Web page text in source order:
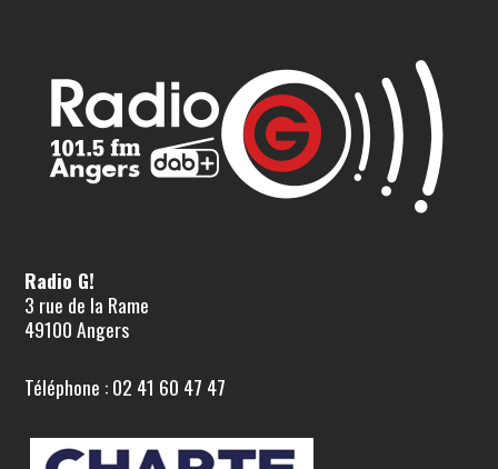
Radio G!
3 rue de la Rame
49100 Angers
Téléphone : 02 41 60 47 47